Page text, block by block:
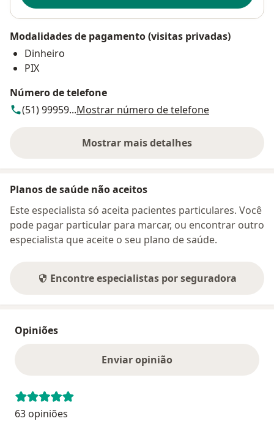
Modalidades de pagamento (visitas privadas)
Dinheiro
PIX
Número de telefone
(51) 99959...Mostrar número de telefone
Mostrar mais detalhes
sobre o endereço
Planos de saúde não aceitos
Este especialista só aceita pacientes particulares. Você
pode pagar particular para marcar, ou encontrar outro
especialista que aceite o seu plano de saúde.
Encontre especialistas por seguradora
Opiniões
Enviar opinião
63 opiniões